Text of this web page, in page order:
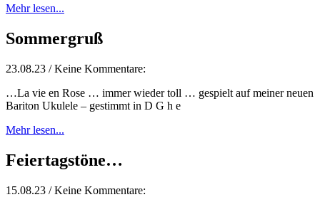
Mehr lesen...
Sommergruß
23.08.23 / Keine Kommentare:
…La vie en Rose … immer wieder toll … gespielt auf meiner neuen
Bariton Ukulele – gestimmt in D G h e
Mehr lesen...
Feiertagstöne…
15.08.23 / Keine Kommentare: